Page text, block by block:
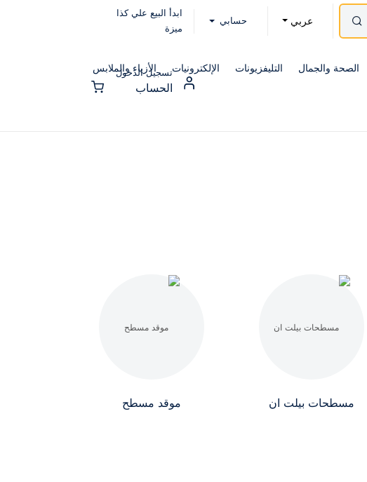
عربي حسابي
ابدأ البيع علي كذا
ميزة
الصحة والجمال التليفزيونات الإلكترونيات الأزياء والملابس
تسجيل الدخول
الحساب
مسطحات بيلت ان موقد مسطح